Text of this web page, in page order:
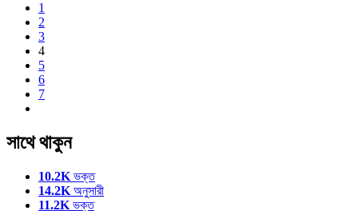
1
2
3
4
5
6
7
সাথে থাকুন
10.2K ভক্ত
14.2K অনুসারী
11.2K ভক্ত